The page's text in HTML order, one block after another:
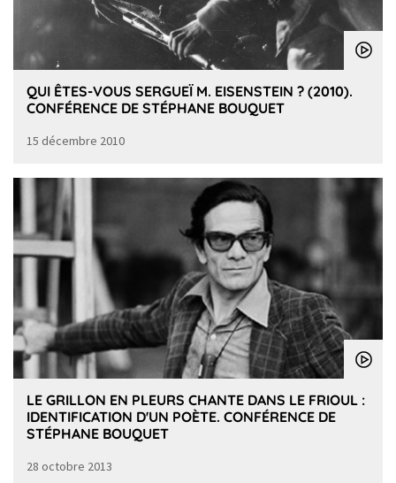
QUI ÊTES-VOUS SERGUEÏ M. EISENSTEIN ? (2010).
CONFÉRENCE DE STÉPHANE BOUQUET
15 décembre 2010
LE GRILLON EN PLEURS CHANTE DANS LE FRIOUL :
IDENTIFICATION D'UN POÈTE. CONFÉRENCE DE
STÉPHANE BOUQUET
28 octobre 2013